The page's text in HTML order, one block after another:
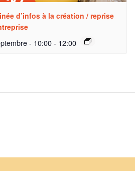
d’infos à la création / reprise
- 10:00- 12:00